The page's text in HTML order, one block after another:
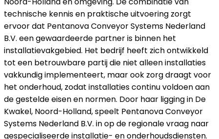
technische kennis en praktische uitvoering zorgt
ervoor dat Pentanova Conveyor Systems Nederland
B.V. een gewaardeerde partner is binnen het
installatievakgebied. Het bedrijf heeft zich ontwikkeld
tot een betrouwbare partij die niet alleen installaties
vakkundig implementeert, maar ook zorg draagt voor
het onderhoud, zodat installaties continu voldoen aan
de gestelde eisen en normen. Door haar ligging in De
Kwakel, Noord-Holland, speelt Pentanova Conveyor
Systems Nederland B.V. in op de regionale vraag naar
gespecialiseerde installatie- en onderhoudsdiensten.